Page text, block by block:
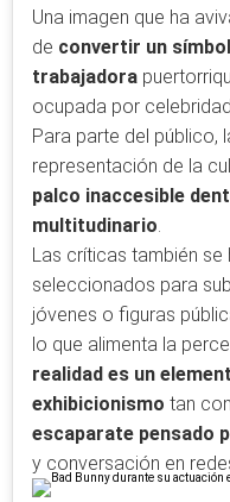
Una imagen que ha
de convertir un
trabajadora
ocupada por
Para parte del público,
representación de la
palco inaccesible
multitudinario
Las críticas también
seleccionados para
jóvenes o figuras
lo que alimenta la
realidad es un
exhibicionismo tan
escaparate pensado
y conversación en